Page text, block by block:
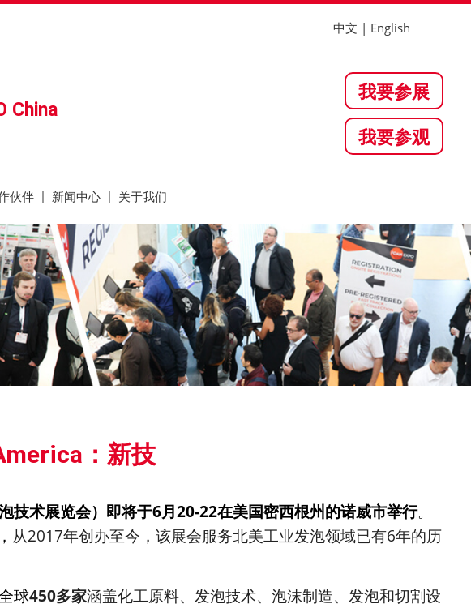
中文 | English
China
我要参展
我要参观
伙伴 新闻中心 关于我们
：新技
技术展览会） 即将于6月20-22在美国密西根州的诺威市举行。
从2017年创办至今，该展会服务北美工业发泡领域已有6年的历
球450多家涵盖化工原料、发泡技术、泡沫制造、发泡和切割设